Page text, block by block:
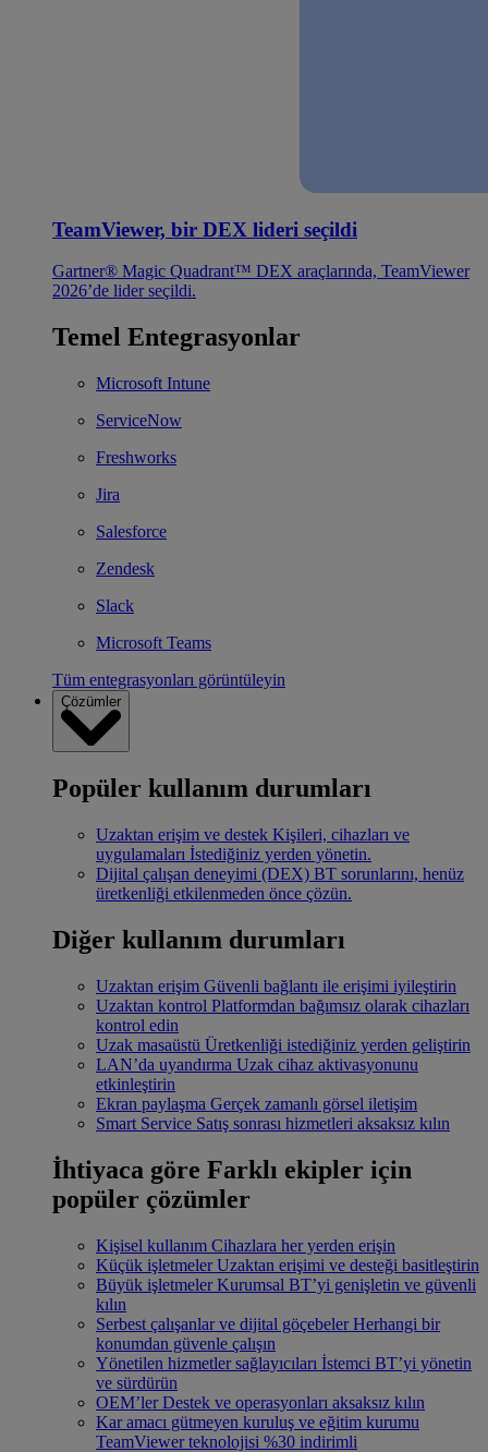
TeamViewer, bir DEX lideri seçildi
Gartner® Magic Quadrant™ DEX araçlarında, TeamViewer
2026’de lider seçildi.
Temel Entegrasyonlar
Microsoft Intune
ServiceNow
Freshworks
Jira
Salesforce
Zendesk
Slack
Microsoft Teams
Tüm entegrasyonları görüntüleyin
Çözümler
Popüler kullanım durumları
Uzaktan erişim ve destek Kişileri, cihazları ve
uygulamaları İstediğiniz yerden yönetin.
Dijital çalışan deneyimi (DEX) BT sorunlarını, henüz
üretkenliği etkilenmeden önce çözün.
Diğer kullanım durumları
Uzaktan erişim Güvenli bağlantı ile erişimi iyileştirin
Uzaktan kontrol Platformdan bağımsız olarak cihazları
kontrol edin
Uzak masaüstü Üretkenliği istediğiniz yerden geliştirin
LAN’da uyandırma Uzak cihaz aktivasyonunu
etkinleştirin
Ekran paylaşma Gerçek zamanlı görsel iletişim
Smart Service Satış sonrası hizmetleri aksaksız kılın
İhtiyaca göre Farklı ekipler için
popüler çözümler
Kişisel kullanım Cihazlara her yerden erişin
Küçük işletmeler Uzaktan erişimi ve desteği basitleştirin
Büyük işletmeler Kurumsal BT’yi genişletin ve güvenli
kılın
Serbest çalışanlar ve dijital göçebeler Herhangi bir
konumdan güvenle çalışın
Yönetilen hizmetler sağlayıcıları İstemci BT’yi yönetin
ve sürdürün
OEM’ler Destek ve operasyonları aksaksız kılın
Kar amacı gütmeyen kuruluş ve eğitim kurumu
TeamViewer teknolojisi %30 indirimli